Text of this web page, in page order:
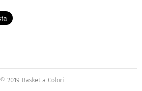
© 2019 Basket a Colori